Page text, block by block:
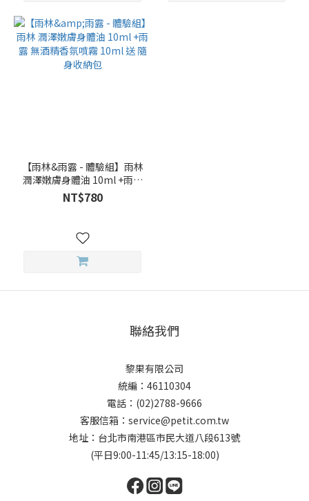
【雨林&雨露 - 體驗組】雨林
潤澤嫩膚身體油 10ml +雨露
無酒精香氛噴霧 10ml 送 隨
身收納包
NT$780
聯絡我們
黎果有限公司
統編：46110304
電話：(02)2788-9666
客服信箱：service@petit.com.tw
地址：台北市南港區市民大道八段613號
(平日9:00-11:45/13:15-18:00)